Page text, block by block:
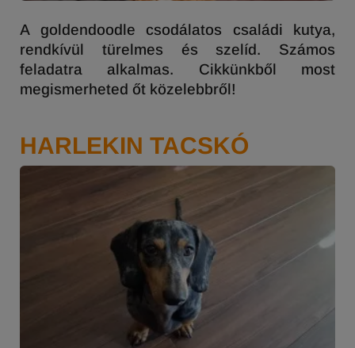
A goldendoodle csodálatos családi kutya,
rendkívül türelmes és szelíd. Számos
feladatra alkalmas. Cikkünkből most
megismerheted őt közelebbről!
HARLEKIN TACSKÓ